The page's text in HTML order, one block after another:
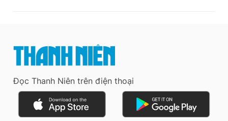
Đọc Thanh Niên trên điện thoại